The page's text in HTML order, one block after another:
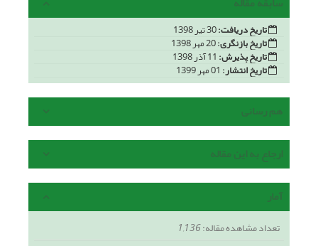
تاریخ دریافت:
تاریخ بازنگری:
تاریخ پذیرش:
تاریخ انتشار:
هم رسانی
ارجاع به این مقاله
آمار
تعداد مشاهده مقاله:1,136